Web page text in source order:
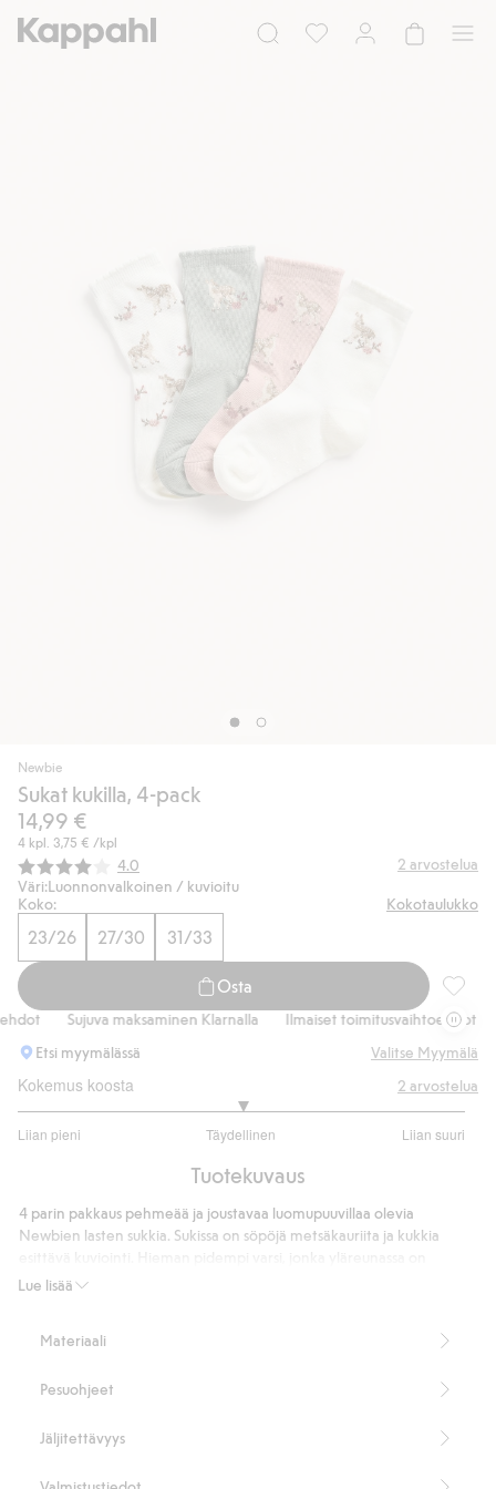
Newbie
Sukat kukilla, 4-pack
14,99 €
4 kpl. 3,75 € /kpl
Keskimääräinen luokitus:
4.0 2 arvostelua
Väri:Luonnonvalkoinen / kuvioitu
Koko:
Kokotaulukko
23/26 27/30 31/33
Osta
Sukat
Sujuva maksaminen Klarnalla Ilmaiset toimitusvaihtoehdot
Etsi myymälässä
Valitse Myymälä
Kokemus koosta
Liian pieni Täydellinen Liian suuri
/
ääneen
2 arvostelua
Tuotekuvaus
Lue lisää
4 parin pakkaus pehmeää ja joustavaa luomupuuvillaa olevia
Newbien lasten sukkia. Sukissa on söpöjä metsäkauriita ja kukkia
suloinen aaltoileva reunus. Koot 23/26 on varustettu
Kuviointi, jossa on metsäkauriita ja kukkia.
Contains 80% organic cotton.
Materiaali
Pesuohjeet
Jäljitettävyys